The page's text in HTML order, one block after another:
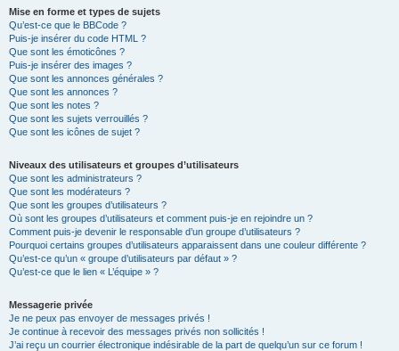
Mise en forme et types de sujets
Qu’est-ce que le BBCode ?
Puis-je insérer du code HTML ?
Que sont les émoticônes ?
Puis-je insérer des images ?
Que sont les annonces générales ?
Que sont les annonces ?
Que sont les notes ?
Que sont les sujets verrouillés ?
Que sont les icônes de sujet ?
Niveaux des utilisateurs et groupes d’utilisateurs
Que sont les administrateurs ?
Que sont les modérateurs ?
Que sont les groupes d’utilisateurs ?
Où sont les groupes d’utilisateurs et comment puis-je en rejoindre un ?
Comment puis-je devenir le responsable d’un groupe d’utilisateurs ?
Pourquoi certains groupes d’utilisateurs apparaissent dans une couleur différente ?
Qu’est-ce qu’un « groupe d’utilisateurs par défaut » ?
Qu’est-ce que le lien « L’équipe » ?
Messagerie privée
Je ne peux pas envoyer de messages privés !
Je continue à recevoir des messages privés non sollicités !
J’ai reçu un courrier électronique indésirable de la part de quelqu’un sur ce forum !